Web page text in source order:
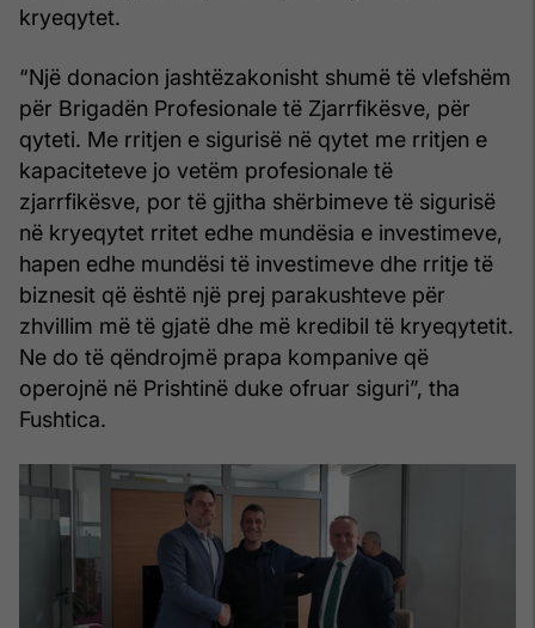
kryeqytet.
“Një donacion jashtëzakonisht shumë të vlefshëm
për Brigadën Profesionale të Zjarrfikësve, për
qyteti. Me rritjen e sigurisë në qytet me rritjen e
kapaciteteve jo vetëm profesionale të
zjarrfikësve, por të gjitha shërbimeve të sigurisë
në kryeqytet rritet edhe mundësia e investimeve,
hapen edhe mundësi të investimeve dhe rritje të
biznesit që është një prej parakushteve për
zhvillim më të gjatë dhe më kredibil të kryeqytetit.
Ne do të qëndrojmë prapa kompanive që
operojnë në Prishtinë duke ofruar siguri”, tha
Fushtica.